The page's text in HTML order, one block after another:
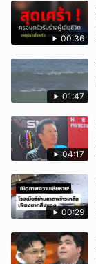
00:36
01:47
04:17
00:29